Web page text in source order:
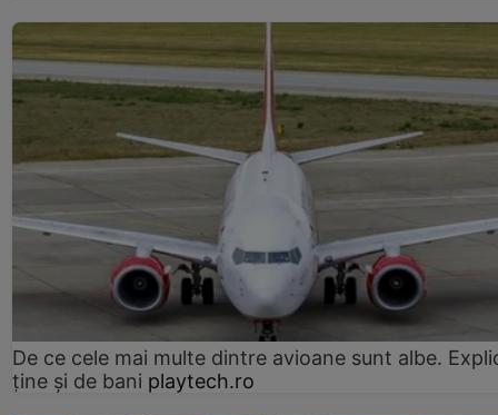
De ce cele mai multe dintre avioane sunt albe.
ține și de bani playtech.ro